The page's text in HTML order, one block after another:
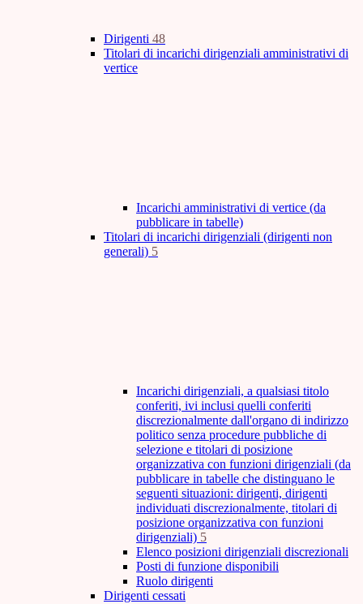
Dirigenti 48
Titolari di incarichi dirigenziali amministrativi di
vertice
Incarichi amministrativi di vertice (da
pubblicare in tabelle)
Titolari di incarichi dirigenziali (dirigenti non
generali) 5
Incarichi dirigenziali, a qualsiasi titolo
conferiti, ivi inclusi quelli conferiti
discrezionalmente dall'organo di indirizzo
politico senza procedure pubbliche di
selezione e titolari di posizione
organizzativa con funzioni dirigenziali (da
pubblicare in tabelle che distinguano le
seguenti situazioni: dirigenti, dirigenti
individuati discrezionalmente, titolari di
posizione organizzativa con funzioni
dirigenziali) 5
Elenco posizioni dirigenziali discrezionali
Posti di funzione disponibili
Ruolo dirigenti
Dirigenti cessati